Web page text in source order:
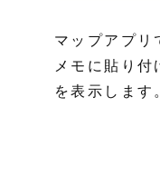
マップアプリ
メモに貼り付
を表示します。